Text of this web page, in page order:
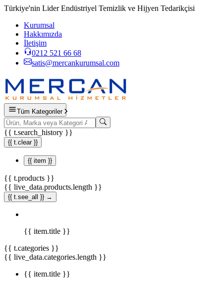
Türkiye'nin Lider Endüstriyel Temizlik ve Hijyen Tedarikçisi
Kurumsal
Hakkımızda
İletişim
0212 521 66 68
satis@mercankurumsal.com
Tüm Kategoriler
{{ t.search_history }}
{{ t.clear }}
{{ item }}
{{ t.products }}
{{ live_data.products.length }}
{{ t.see_all }} →
{{ item.title }}
{{ t.categories }}
{{ live_data.categories.length }}
{{ item.title }}